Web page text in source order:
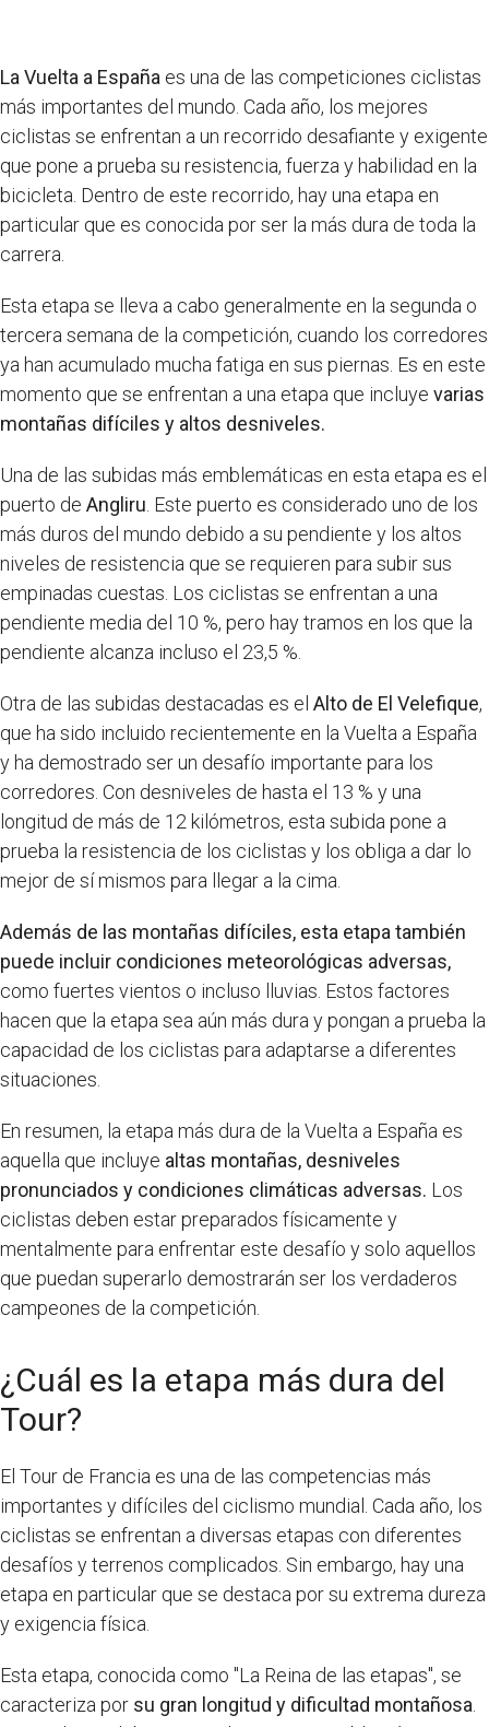
La Vuelta a España es una de las competiciones ciclistas
más importantes del mundo. Cada año, los mejores
ciclistas se enfrentan a un recorrido desafiante y exigente
que pone a prueba su resistencia, fuerza y habilidad en la
bicicleta. Dentro de este recorrido, hay una etapa en
particular que es conocida por ser la más dura de toda la
carrera.
Esta etapa se lleva a cabo generalmente en la segunda o
tercera semana de la competición, cuando los corredores
ya han acumulado mucha fatiga en sus piernas. Es en este
momento que se enfrentan a una etapa que incluye varias
montañas difíciles y altos desniveles.
Una de las subidas más emblemáticas en esta etapa es el
puerto de Angliru . Este puerto es considerado uno de los
más duros del mundo debido a su pendiente y los altos
niveles de resistencia que se requieren para subir sus
empinadas cuestas. Los ciclistas se enfrentan a una
pendiente media del 10 %, pero hay tramos en los que la
pendiente alcanza incluso el 23,5 %.
Otra de las subidas destacadas es el Alto de El Velefique,
que ha sido incluido recientemente en la Vuelta a España
y ha demostrado ser un desafío importante para los
corredores. Con desniveles de hasta el 13 % y una
longitud de más de 12 kilómetros, esta subida pone a
prueba la resistencia de los ciclistas y los obliga a dar lo
mejor de sí mismos para llegar a la cima.
Además de las montañas difíciles, esta etapa también
puede incluir condiciones meteorológicas adversas,
como fuertes vientos o incluso lluvias. Estos factores
hacen que la etapa sea aún más dura y pongan a prueba la
capacidad de los ciclistas para adaptarse a diferentes
situaciones.
En resumen, la etapa más dura de la Vuelta a España es
aquella que incluye altas montañas, desniveles
pronunciados y condiciones climáticas adversas. Los
ciclistas deben estar preparados físicamente y
mentalmente para enfrentar este desafío y solo aquellos
que puedan superarlo demostrarán ser los verdaderos
campeones de la competición.
¿Cuál es la etapa más dura del
Tour?
El Tour de Francia es una de las competencias más
importantes y difíciles del ciclismo mundial. Cada año, los
ciclistas se enfrentan a diversas etapas con diferentes
desafíos y terrenos complicados. Sin embargo, hay una
etapa en particular que se destaca por su extrema dureza
y exigencia física.
Esta etapa, conocida como "La Reina de las etapas", se
caracteriza por su gran longitud y dificultad montañosa